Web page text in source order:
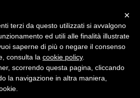
ALLA SALUTE
convegni e didattica di formazione e
per operatori della salute
×
terzi da questo utilizzati si avvalgono
ed utili alle finalità illustrate
saperne di più o negare il consenso
consulta la cookie policy.
scorrendo questa pagina, cliccando
la navigazione in altra maniera,